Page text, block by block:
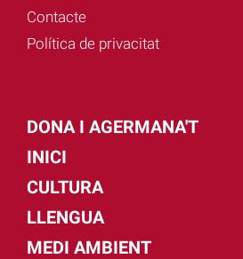
Contacte
Política de privacitat
DONA I AGERMANA'T
INICI
CULTURA
LLENGUA
MEDI AMBIENT